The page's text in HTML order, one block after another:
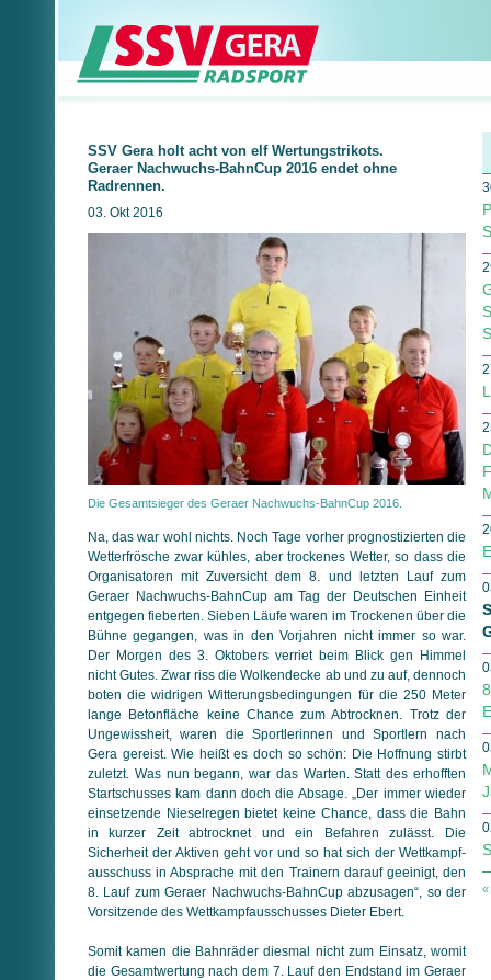
SSV Gera holt acht von elf Wertungstrikots.
Geraer Nachwuchs-BahnCup 2016 endet ohne
Radrennen.
03. Okt 2016
Die Gesamtsieger des Geraer Nachwuchs-BahnCup 2016.
Na, das war wohl nichts. Noch Tage vorher prognostizierten die
Wetterfrösche zwar kühles, aber trockenes Wetter, so dass die
Or­ga­ni­sa­to­ren mit Zuversicht dem 8. und letzten Lauf zum
Geraer Nachwuchs-BahnCup am Tag der Deutschen Einheit
ent­ge­gen fieberten. Sieben Läufe waren im Trockenen über die
Bühne ge­gan­gen, was in den Vorjahren nicht immer so war.
Der Morgen des 3. Oktobers verriet beim Blick gen Himmel
nicht Gutes. Zwar riss die Wolkendecke ab und zu auf, dennoch
boten die widrigen Witterungsbedingungen für die 250 Meter
lange Betonfläche keine Chance zum Abtrocknen. Trotz der
Ungewissheit, waren die Sportlerinnen und Sportlern nach
Gera gereist. Wie heißt es doch so schön: Die Hoffnung stirbt
zuletzt. Was nun begann, war das Warten. Statt des erhofften
Startschusses kam dann doch die Absage. „Der immer wieder
einsetzende Nieselregen bietet keine Chance, dass die Bahn
in kurzer Zeit abtrocknet und ein Befahren zulässt. Die
Sicherheit der Aktiven geht vor und so hat sich der Wett­kampf­
aus­schuss in Absprache mit den Trainern darauf geeinigt, den
8. Lauf zum Geraer Nachwuchs-BahnCup abzusagen“, so der
Vorsitzende des Wett­kampf­aus­schusses Dieter Ebert.
Somit kamen die Bahnräder diesmal nicht zum Einsatz, womit
die Gesamtwertung nach dem 7. Lauf den Endstand im Geraer
«